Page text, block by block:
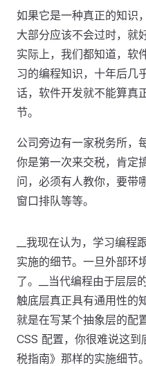
如果它是一种真正的知识
大部分应该不会过时，就
实际上，我们都知道，软
习的编程知识，十年后几
话，软件开发就不能算真
节。
公司旁边有一家税务所，
你是第一次来交税，肯定
问，必须有人教你，要带
窗口排队等等。
__我现在认为，学习编
实施的细节。一旦外部环
了。__当代编程由于层层
触底层真正具有通用性的
就是在写某个抽象层的配
CSS 配置，你很难说这
税指南》那样的实施细节。